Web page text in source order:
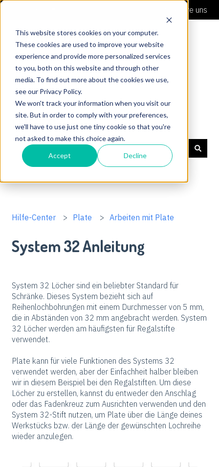
This website stores cookies on your computer.
These cookies are used to improve your website
experience and provide more personalized services
to you, both on this website and through other
media. To find out more about the cookies we use,
see our Privacy Policy.
We won't track your information when you visit our
site. But in order to comply with your preferences,
we'll have to use just one tiny cookie so that you're
not asked to make this choice again.
Accept Decline
Kontaktiere uns
Hilfe-Center
Es gibt keine Vorschläge, da das Suchfeld leer ist.
Hilfe-Center Plate Arbeiten mit Plate
System 32 Anleitung
System 32 Löcher sind ein beliebter Standard für
Schränke. Dieses System bezieht sich auf
Reihenlochbohrungen mit einem Durchmesser von 5 mm,
die in Abständen von 32 mm angebracht werden. System
32 Löcher werden am häufigsten für Regalstifte
verwendet.
Plate kann für viele Funktionen des Systems 32
verwendet werden, aber der Einfachheit halber bleiben
wir in diesem Beispiel bei den Regalstiften. Um diese
Löcher zu erstellen, kannst du entweder den Anschlag
oder das Fadenkreuz zum Ausrichten verwenden und den
System 32-Stift nutzen, um Plate über die Länge deines
Werkstücks bzw. der Länge der gewünschten Lochreihe
wieder anzulegen.